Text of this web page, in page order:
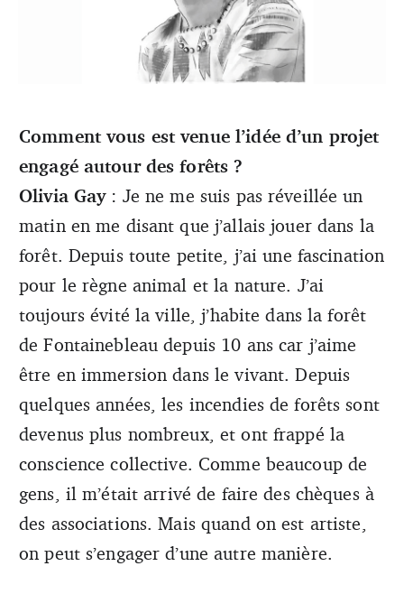
Depuis 2022, la violoncelliste Olivia Gay s’est associée à
l’Office national des forêts (ONF) pour sensibiliser à la
cause en musique. Une initiative qui commence à porter
ses fruits. Dessin : Lagraphista
Comment vous est venue l’idée d’un projet
engagé autour des forêts ?
Olivia Gay: Je ne me suis pas réveillée un
matin en me disant que j’allais jouer dans la
forêt. Depuis toute petite, j’ai une fascination
pour le règne animal et la nature. J’ai
toujours évité la ville, j’habite dans la forêt
de Fontainebleau depuis 10 ans car j’aime
être en immersion dans le vivant. Depuis
quelques années, les incendies de forêts sont
devenus plus nombreux, et ont frappé la
conscience collective. Comme beaucoup de
gens, il m’était arrivé de faire des chèques à
des associations. Mais quand on est artiste,
on peut s’engager d’une autre manière.